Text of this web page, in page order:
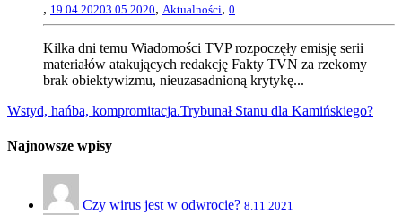
, 19.04.20203.05.2020, Aktualności, 0
Kilka dni temu Wiadomości TVP rozpoczęły emisję serii
materiałów atakujących redakcję Fakty TVN za rzekomy
brak obiektywizmu, nieuzasadnioną krytykę...
Wstyd, hańba, kompromitacja.Trybunał Stanu dla Kamińskiego?
Najnowsze wpisy
Czy wirus jest w odwrocie? 8.11.2021